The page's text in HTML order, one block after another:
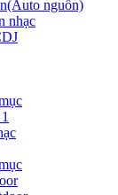
nguồn)
nhạc